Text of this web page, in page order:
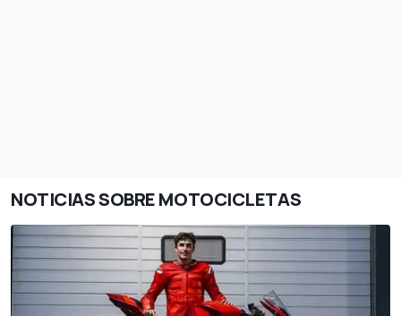
NOTICIAS SOBRE MOTOCICLETAS